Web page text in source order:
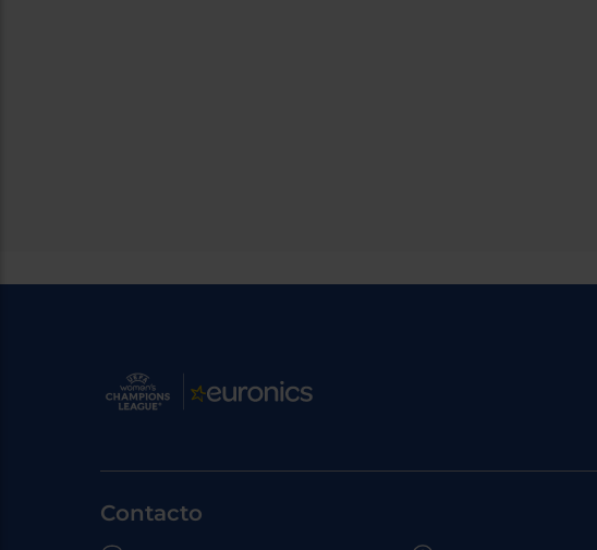
Contacto